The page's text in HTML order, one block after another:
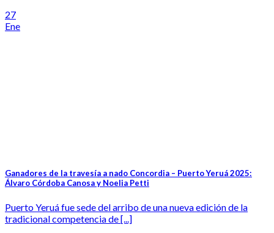
27
Ene
Ganadores de la travesía a nado Concordia – Puerto Yeruá 2025:
Álvaro Córdoba Canosa y Noelia Petti
Puerto Yeruá fue sede del arribo de una nueva edición de la
tradicional competencia de [...]